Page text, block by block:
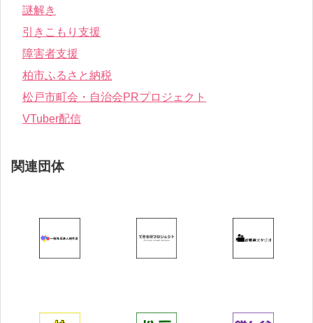
謎解き
引きこもり支援
障害者支援
柏市ふるさと納税
松戸市町会・自治会PRプロジェクト
VTuber配信
関連団体